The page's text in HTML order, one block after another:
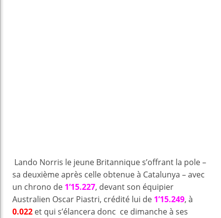
Lando Norris le jeune Britannique s’offrant la pole –
sa deuxième après celle obtenue à Catalunya – avec
un chrono de 1’15.227, devant son équipier
Australien Oscar Piastri, crédité lui de 1’15.249, à
0.022 et qui s’élancera donc ce dimanche à ses